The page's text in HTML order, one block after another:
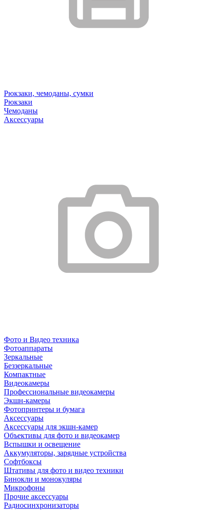
Рюкзаки, чемоданы, сумки
Рюкзаки
Чемоданы
Аксессуары
Фото и Видео техника
Фотоаппараты
Зеркальные
Беззеркальные
Компактные
Видеокамеры
Профессиональные видеокамеры
Экшн-камеры
Фотопринтеры и бумага
Аксессуары
Аксессуары для экшн-камер
Объективы для фото и видеокамер
Вспышки и освещение
Аккумуляторы, зарядные устройства
Софтбоксы
Штативы для фото и видео техники
Бинокли и монокуляры
Микрофоны
Прочие аксессуары
Радиосинхронизаторы